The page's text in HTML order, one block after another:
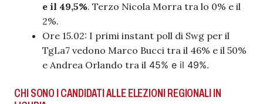
e il 49,5%. Terzo Nicola Morra tra lo 0% e il
2%.
Ore 15.02: I primi instant poll di Swg per il
TgLa7 vedono Marco Bucci tra il 46% e il 50%
e Andrea Orlando tra il 45% e il 49%.
CHI SONO I CANDIDATI ALLE ELEZIONI REGIONALI IN